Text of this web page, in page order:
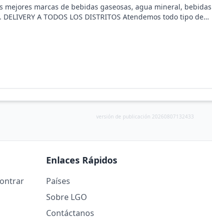
mejores marcas de bebidas gaseosas, agua mineral, bebidas
A TODOS LOS DISTRITOS Atendemos todo tipo de
público en general. Bidones de agua, Frugos, Gatorade,
Gaseosas y cervezas en diferentes marcas. Consultas al correo:
de Atención: Lunes a Sábado de 9:00 am - 8:00 pm
versión de publicación 20260807132433
Enlaces Rápidos
Países
Sobre LGO
Contáctanos